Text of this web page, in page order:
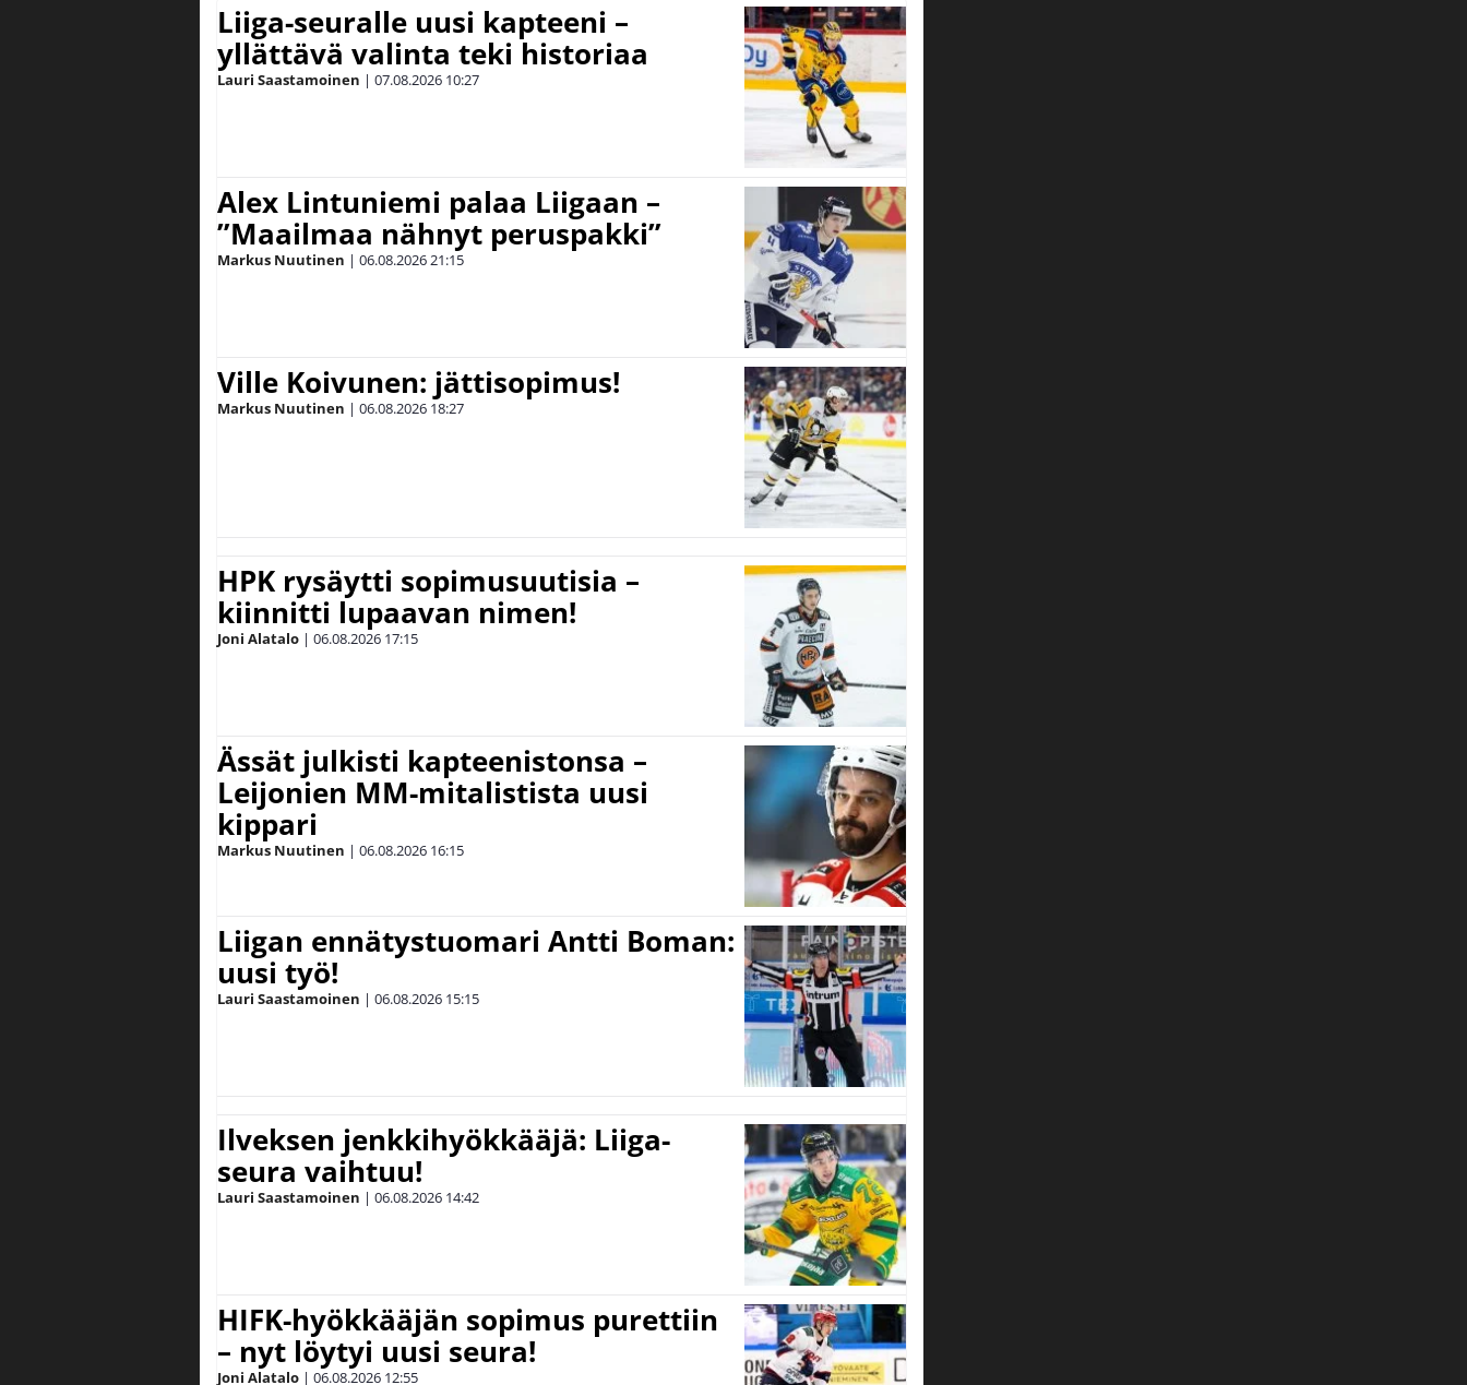
Liiga-seuralle uusi kapteeni –
yllättävä valinta teki historiaa
Lauri Saastamoinen | 07.08.2026 10:27
Alex Lintuniemi palaa Liigaan –
”Maailmaa nähnyt peruspakki”
Markus Nuutinen | 06.08.202621:15
Ville Koivunen: jättisopimus!
Markus Nuutinen | 06.08.2026 18:27
HPK rysäytti sopimusuutisia –
kiinnitti lupaavan nimen!
Joni Alatalo | 06.08.2026 17:15
Ässät julkisti kapteenistonsa –
Leijonien MM-mitalistista uusi
kippari
Markus Nuutinen | 06.08.2026 16:15
Liigan ennätystuomari Antti Boman:
uusi työ!
Lauri Saastamoinen | 06.08.2026 15:15
Ilveksen jenkkihyökkääjä: Liiga-
seura vaihtuu!
Lauri Saastamoinen | 06.08.2026 14:42
HIFK-hyökkääjän sopimus purettiin
– nyt löytyi uusi seura!
Joni Alatalo | 06.08.2026 12:55